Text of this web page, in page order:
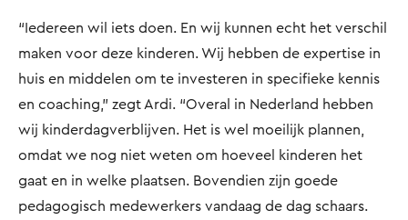
“Iedereen wil iets doen. En wij kunnen echt het verschil
maken voor deze kinderen. Wij hebben de expertise in
huis en middelen om te investeren in specifieke kennis
en coaching,” zegt Ardi. “Overal in Nederland hebben
wij kinderdagverblijven. Het is wel moeilijk plannen,
omdat we nog niet weten om hoeveel kinderen het
gaat en in welke plaatsen. Bovendien zijn goede
pedagogisch medewerkers vandaag de dag schaars.